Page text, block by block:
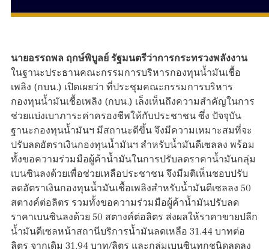
นายอรรถพล ฤกษ์พิบูลย์ รัฐมนตรีว่าการกระทรวงพลังงาน
ในฐานะประธานคณะกรรมการบริหารกองทุนน้ำมันเชื้อ
เพลิง (กบน.) เปิดเผยว่า ที่ประชุมคณะกรรมการบริหาร
กองทุนน้ำมันเชื้อเพลิง (กบน.) เล็งเห็นถึงความสำคัญในการ
ช่วยแบ่งเบาภาระค่าครองชีพให้กับประชาชน ซึ่ง ปัจจุบัน
ฐานะกองทุนน้ำมันฯ มีสถานะดีขึ้น จึงมีความเหมาะสมที่จะ
ปรับลดอัตราเงินกองทุนน้ำมันฯ สำหรับน้ำมันดีเซลลง พร้อม
ทั้งขอความร่วมมือผู้ค้าน้ำมันในการปรับลดราคาน้ำมันกลุ่ม
เบนซินลงด้วยเพื่อช่วยเหลือประชาชน จึงมีมติเห็นชอบปรับ
ลดอัตราเงินกองทุนน้ำมันเชื้อเพลิงสำหรับน้ำมันดีเซลลง 50
สตางค์ต่อลิตร รวมทั้งขอความร่วมมือผู้ค้าน้ำมันปรับลด
ราคาเบนซินลงด้วย 50 สตางค์ต่อลิตร ส่งผลให้ราคาขายปลีก
น้ำมันดีเซลหน้าสถานีบริการน้ำมันลดเหลือ 31.44 บาทต่อ
ลิตร จากเดิม 31.94 บาท/ลิตร และกลุ่มเบนซินทุกชนิดลดลง